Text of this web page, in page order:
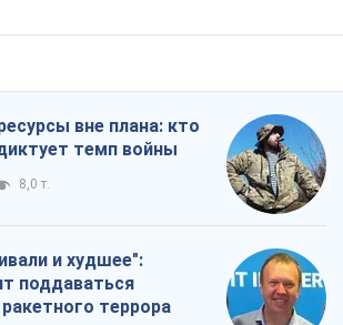
вне плана: кто
темп войны
8,0 т.
и худшее":
поддаваться
террора